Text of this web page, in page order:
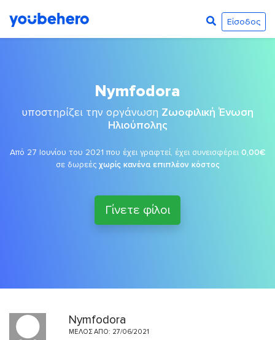
Είσοδος
Nymfodora
υποστηρίζει την οργάνωση Ζωοφιλική Ένωση
Ηλιούπολης
Από 27 Ιουνίου του 2021 που έχει γραφτεί, έχει συνεισφέρει 0,00€
σε δωρεές χωρίς κανένα επιπλέον κόστος
Γίνετε φίλοι
Nymfodora
ΜΈΛΟΣ ΑΠΌ: 27/06/2021